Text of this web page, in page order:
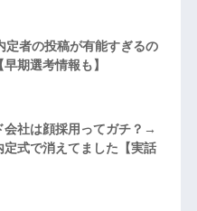
定者の投稿が有能すぎるの
期選考情報も】
会社は顔採用ってガチ？→
式で消えてました【実話